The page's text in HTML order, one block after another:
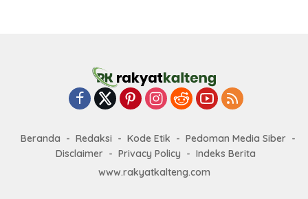
Beranda Redaksi Kode Etik
Pedoman Media Siber
Disclaimer
Privacy Policy
Indeks Berita
www.rakyatkalteng.com